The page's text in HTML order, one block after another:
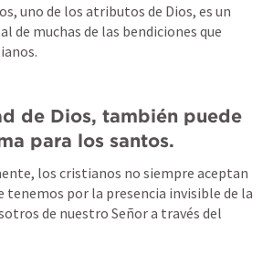
uno de los atributos de Dios, es un
de muchas de las bendiciones que
de Dios, también puede
para los santos.
tenemos por la presencia invisible de la
de nuestro Señor a través del